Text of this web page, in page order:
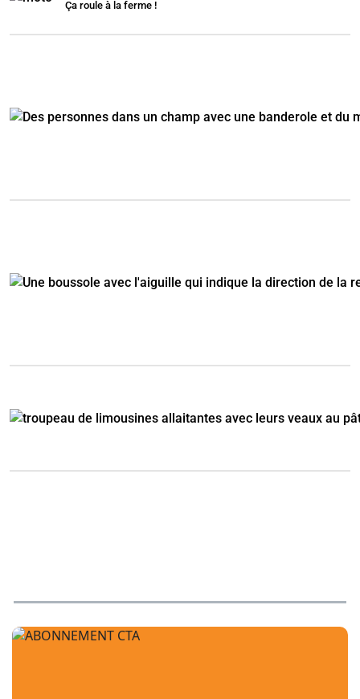
Ça roule à la ferme !